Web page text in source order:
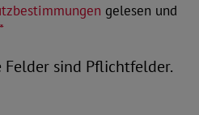
gelesen und
*
sind Pflichtfelder.